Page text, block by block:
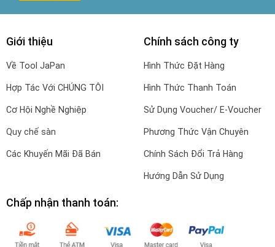
Giới thiệu
Về Tool JaPan
Hợp Tác Với CHÚNG TÔI
Cơ Hội Nghề Nghiệp
Quy chế sàn
Các Khuyến Mãi Đã Bán
Chính sách công ty
Hình Thức Đặt Hàng
Hình Thức Thanh Toán
Sử Dụng Voucher/ E-Voucher
Phương Thức Vận Chuyên
Chính Sách Đổi Trả Hàng
Hướng Dẫn Sử Dụng
Chấp nhận thanh toán: